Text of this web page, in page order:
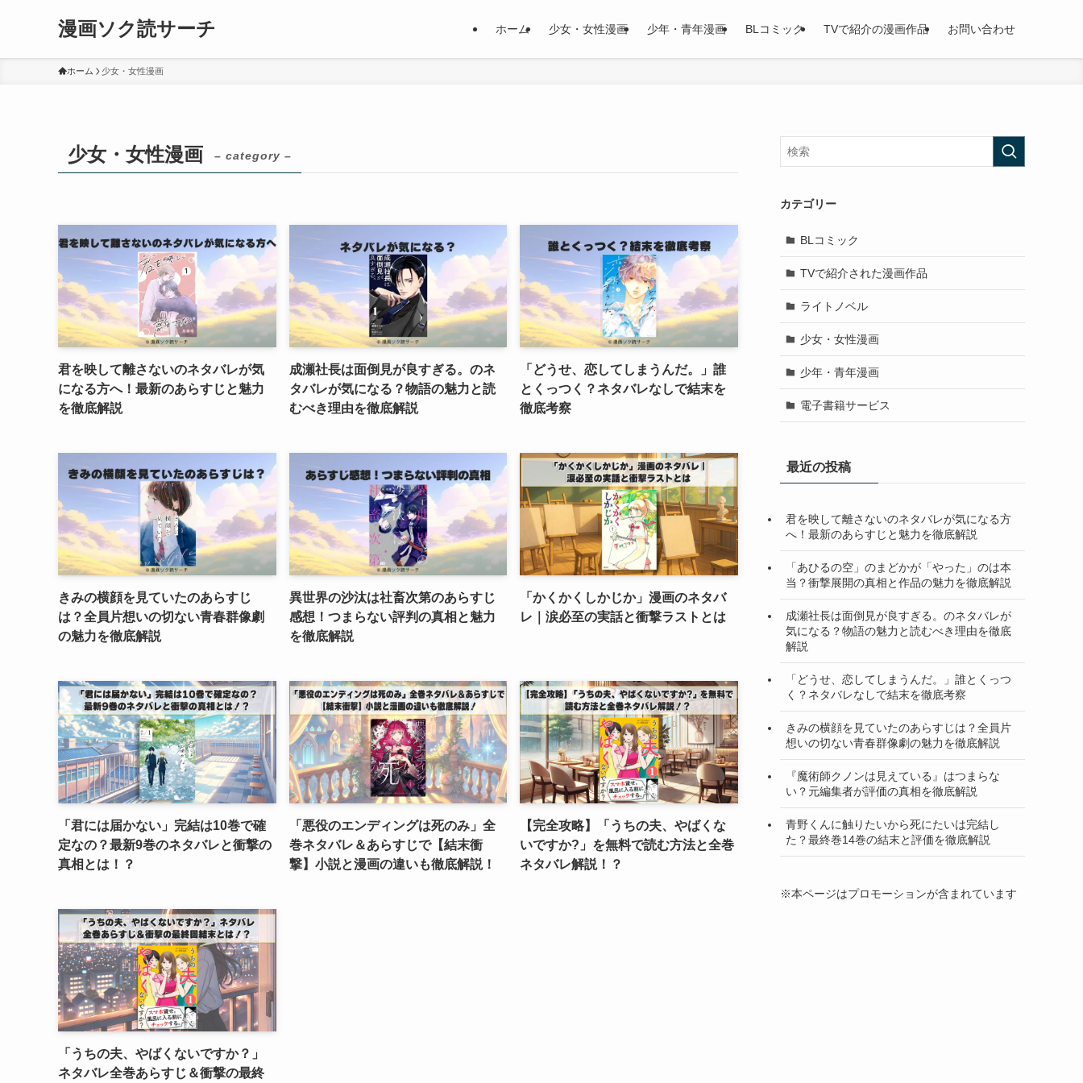
漫画ソク読サーチ ホーム 少女・女性漫画 少年・青年漫画 BLコミック TVで紹介の漫画作品 お問い合わせ
ホーム 少女・女性漫画
少女・女性漫画 – category –
君を映して離さないのネタバレが気
になる方へ！最新のあらすじと魅力
を徹底解説
成瀬社長は面倒見が良すぎる。のネ
タバレが気になる？物語の魅力と読
むべき理由を徹底解説
「どうせ、恋してしまうんだ。」誰
とくっつく？ネタバレなしで結末を
徹底考察
きみの横顔を見ていたのあらすじ
は？全員片想いの切ない青春群像劇
の魅力を徹底解説
異世界の沙汰は社畜次第のあらすじ
感想！つまらない評判の真相と魅力
を徹底解説
「かくかくしかじか」漫画のネタバ
レ｜涙必至の実話と衝撃ラストとは
「君には届かない」完結は10巻で確
定なの？最新9巻のネタバレと衝撃の
真相とは！？
「悪役のエンディングは死のみ」全
巻ネタバレ＆あらすじで【結末衝
撃】小説と漫画の違いも徹底解説！
【完全攻略】「うちの夫、やばくな
いですか?」を無料で読む方法と全巻
ネタバレ解説！？
「うちの夫、やばくないですか？」
ネタバレ全巻あらすじ＆衝撃の最終
カテゴリー
BLコミック
TVで紹介された漫画作品
ライトノベル
少女・女性漫画
少年・青年漫画
電子書籍サービス
最近の投稿
君を映して離さないのネタバレが気になる方
へ！最新のあらすじと魅力を徹底解説
「あひるの空」のまどかが「やった」のは本
当？衝撃展開の真相と作品の魅力を徹底解説
成瀬社長は面倒見が良すぎる。のネタバレが
気になる？物語の魅力と読むべき理由を徹底
解説
「どうせ、恋してしまうんだ。」誰とくっつ
く？ネタバレなしで結末を徹底考察
きみの横顔を見ていたのあらすじは？全員片
想いの切ない青春群像劇の魅力を徹底解説
『魔術師クノンは見えている』はつまらな
い？元編集者が評価の真相を徹底解説
青野くんに触りたいから死にたいは完結し
た？最終巻14巻の結末と評価を徹底解説
※本ページはプロモーションが含まれています